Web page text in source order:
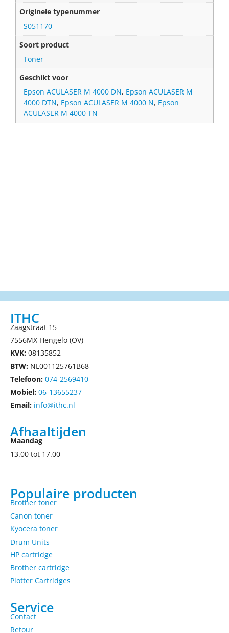
Originele typenummer
S051170
Soort product
Toner
Geschikt voor
Epson ACULASER M 4000 DN, Epson ACULASER M
4000 DTN, Epson ACULASER M 4000 N, Epson
ACULASER M 4000 TN
ITHC
Zaagstraat 15
7556MX Hengelo (OV)
KVK: 08135852
BTW: NL001125761B68
Telefoon: 074-2569410
Mobiel: 06-13655237
Email: info@ithc.nl
Afhaaltijden
Maandag
13.00 tot 17.00
Populaire producten
Brother toner
Canon toner
Kyocera toner
Drum Units
HP cartridge
Brother cartridge
Plotter Cartridges
Service
Contact
Retour